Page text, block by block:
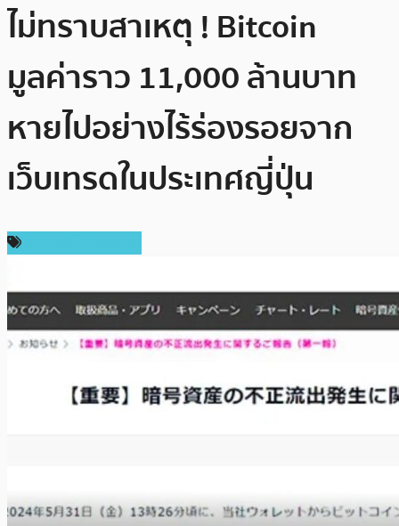
ไม่ทราบสาเหตุ ! Bitcoin
มูลค่าราว 11,000 ล้านบาท
หายไปอย่างไร้ร่องรอยจาก
เว็บเทรดในประเทศญี่ปุ่น